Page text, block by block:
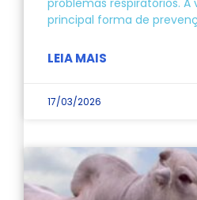
principal forma de
LEIA MAIS
17/03/2026